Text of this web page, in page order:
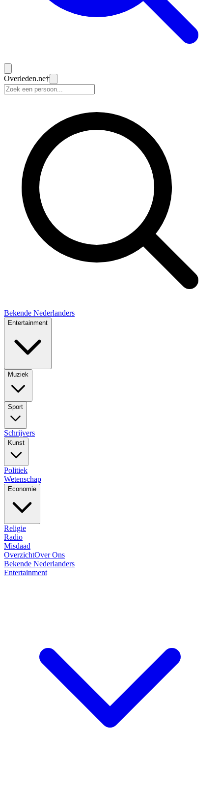
Overleden.ne†
Bekende Nederlanders
Entertainment
Muziek
Sport
Schrijvers
Kunst
Politiek
Wetenschap
Economie
Religie
Radio
Misdaad
OverzichtOver Ons
Bekende Nederlanders
Entertainment